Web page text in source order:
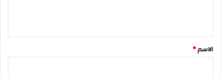
*
الاسم*